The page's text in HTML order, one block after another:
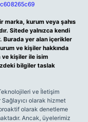
marka, kurum veya şahıs
Sitede yalnızca kendi
Burada yer alan içerikler
ve kişiler hakkında
ve kişiler ile isim
bilgiler taslak
ve İletişim
olarak hizmet
olarak denetleme
Ancak, üyelerimiz